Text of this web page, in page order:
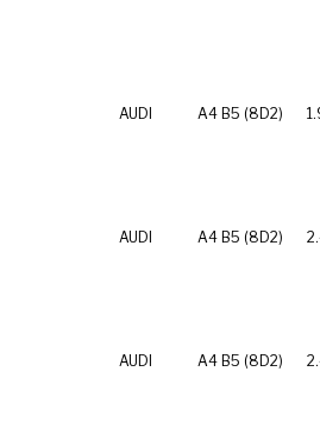
AUDI A4 B5 (8D2)
AUDI A4 B5 (8D2)
AUDI A4 B5 (8D2)